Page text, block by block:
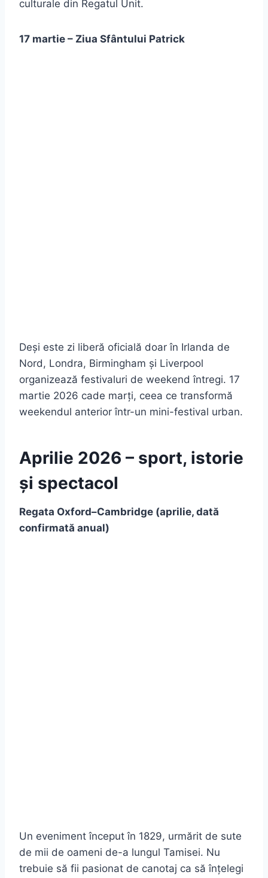
culturale din Regatul Unit.
17 martie – Ziua Sfântului Patrick
Deși este zi liberă oficială doar în Irlanda de
Nord, Londra, Birmingham și Liverpool
organizează festivaluri de weekend întregi. 17
martie 2026 cade marți, ceea ce transformă
weekendul anterior într-un mini-festival urban.
Aprilie 2026 – sport, istorie
și spectacol
Regata Oxford–Cambridge (aprilie, dată
confirmată anual)
Un eveniment început în 1829, urmărit de sute
de mii de oameni de-a lungul Tamisei. Nu
trebuie să fii pasionat de canotaj ca să înțelegi